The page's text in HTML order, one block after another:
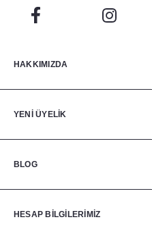
HAKKIMIZDA
YENİ ÜYELİK
BLOG
HESAP BİLGİLERİMİZ